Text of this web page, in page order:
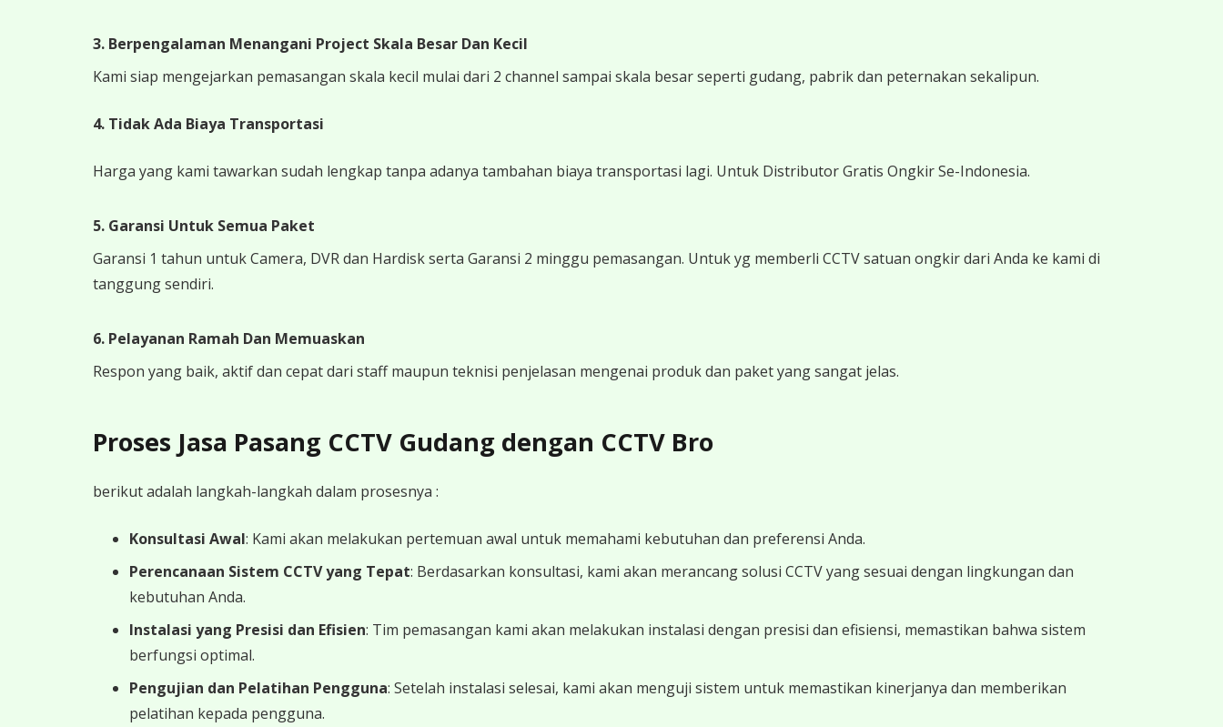
3. Berpengalaman Menangani Project Skala Besar Dan Kecil
Kami siap mengejarkan pemasangan skala kecil mulai dari 2 channel sampai skala besar seperti gudang, pabrik dan peternakan sekalipun.
4. Tidak Ada Biaya Transportasi
Harga yang kami tawarkan sudah lengkap tanpa adanya tambahan biaya transportasi lagi. Untuk Distributor Gratis Ongkir Se-Indonesia.
5. Garansi Untuk Semua Paket
Garansi 1 tahun untuk Camera, DVR dan Hardisk serta Garansi 2 minggu pemasangan. Untuk yg memberli CCTV satuan ongkir dari Anda ke kami di
tanggung sendiri.
6. Pelayanan Ramah Dan Memuaskan
Respon yang baik, aktif dan cepat dari staff maupun teknisi penjelasan mengenai produk dan paket yang sangat jelas.
Proses Jasa Pasang CCTV Gudang dengan CCTV Bro
berikut adalah langkah-langkah dalam prosesnya :
Konsultasi Awal: Kami akan melakukan pertemuan awal untuk memahami kebutuhan dan preferensi Anda.
Perencanaan Sistem CCTV yang Tepat: Berdasarkan konsultasi, kami akan merancang solusi CCTV yang sesuai dengan lingkungan dan
kebutuhan Anda.
Instalasi yang Presisi dan Efisien: Tim pemasangan kami akan melakukan instalasi dengan presisi dan efisiensi, memastikan bahwa sistem
berfungsi optimal.
Pengujian dan Pelatihan Pengguna: Setelah instalasi selesai, kami akan menguji sistem untuk memastikan kinerjanya dan memberikan
pelatihan kepada pengguna.